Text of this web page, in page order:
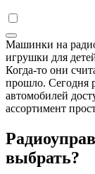
Машинки на
игрушки для
Когда-то они
прошло. Сегодня
автомобилей
ассортимент
выбрать?